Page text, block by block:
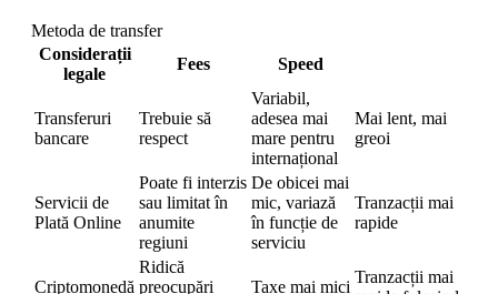
Metoda de transfer
Considerații
legale
Fees Speed
Transferuri
bancare
Trebuie să
respect
Variabil,
adesea mai
mare pentru
internațional
Mai lent, mai
greoi
Servicii de
Plată Online
Poate fi interzis
sau limitat în
anumite
regiuni
De obicei mai
mic, variază
în funcție de
serviciu
Tranzacții mai
rapide
Criptomonedă
Ridică
preocupări
Taxe mai mici
Tranzacții mai